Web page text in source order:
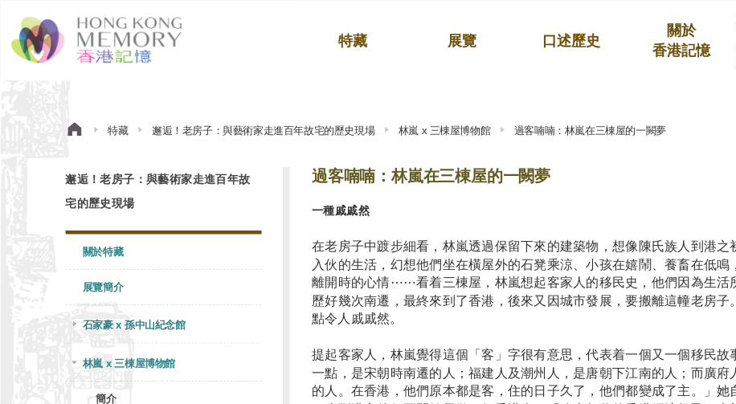
特藏 展覽 口述歷史
關於
香港記憶
特藏 邂逅！老房子：與藝術家走進百年故宅的歷史現場 林嵐 x 三棟屋博物館 過客喃喃：林嵐在三棟屋的一闕夢
邂逅！老房子：與藝術家走進百年故
宅的歷史現場
關於特藏
展覽簡介
石家豪 x 孫中山紀念館
林嵐 x 三棟屋博物館
簡介
過客喃喃：林嵐在三棟屋的一闕夢
一種戚戚然
在老房子中踱步細看，林嵐透過保留下來的建築物，想像陳氏族人到港之
入伙的生活，幻想他們坐在橫屋外的石凳乘涼、小孩在嬉鬧、養畜在低
離開時的心情⋯⋯看着三棟屋，林嵐想起客家人的移民史，他們因為生活
歷好幾次南遷，最終來到了香港，後來又因城市發展，要搬離這幢老房子
點令人戚戚然。
提起客家人，林嵐覺得這個「客」字很有意思，代表着一個又一個移民故
一點，是宋朝時南遷的人；福建人及潮州人，是唐朝下江南的人；而廣府
的人。在香港，他們原本都是客，住的日子久了，他們都變成了主。」她